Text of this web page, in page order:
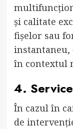
și calitate
fișelor sau
instantaneu,
în contextul
4.
În cazul în
de